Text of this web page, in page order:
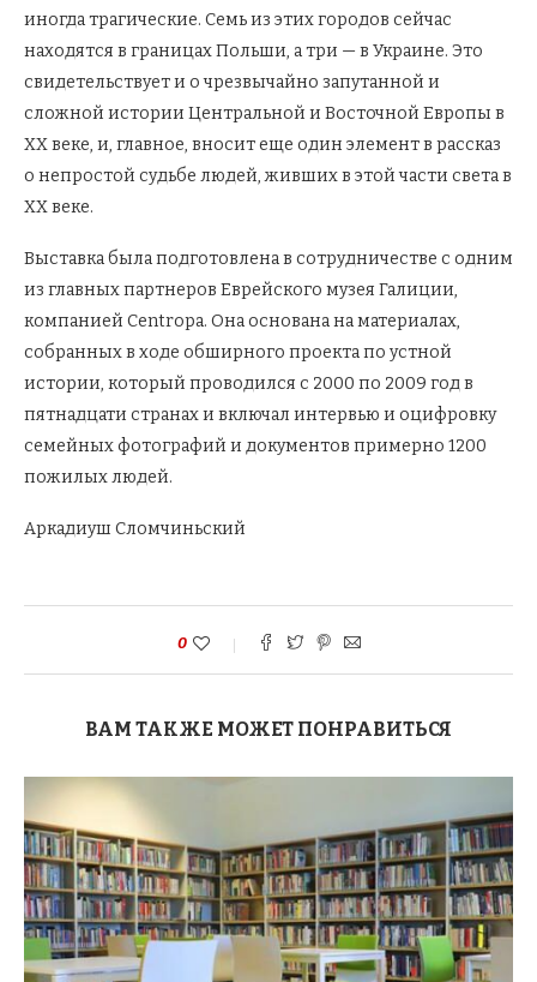
иногда трагические. Семь из этих городов сейчас
находятся в границах Польши, а три — в Украине. Это
свидетельствует и о чрезвычайно запутанной и
сложной истории Центральной и Восточной Европы в
XX веке, и, главное, вносит еще один элемент в рассказ
о непростой судьбе людей, живших в этой части света в
XX веке.
Выставка была подготовлена в сотрудничестве с одним
из главных партнеров Еврейского музея Галиции,
компанией Centropa. Она основана на материалах,
собранных в ходе обширного проекта по устной
истории, который проводился с 2000 по 2009 год в
пятнадцати странах и включал интервью и оцифровку
семейных фотографий и документов примерно 1200
пожилых людей.
Аркадиуш Сломчиньский
0
ВАМ ТАКЖЕ МОЖЕТ ПОНРАВИТЬСЯ